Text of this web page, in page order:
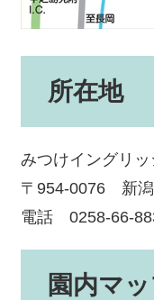
所在地
みつけイングリ
〒954-0076 新
電話 0258-66-
園内マ